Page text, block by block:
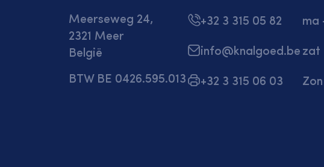
Meerseweg 24,
2321 Meer
België
BTW BE 0426.595.013
+32 3 315 05 82
info@knalgoed.be
+32 3 315 06 03
ma
zat